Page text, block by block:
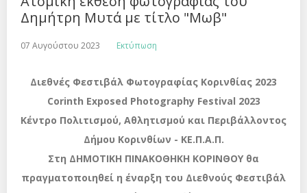
Δημήτρη Μυτά με τίτλο "Μωβ"
07 Αυγούστου 2023 Εκτύπωση
Διεθνές Φεστιβάλ Φωτογραφίας Κορινθίας 2023
Corinth Exposed Photography Festival 2023
Κέντρο Πολιτισμού, Αθλητισμού και Περιβάλλοντος
Δήμου Κορινθίων - ΚΕ.Π.Α.Π.
Στη ΔΗΜΟΤΙΚΗ ΠΙΝΑΚΟΘΗΚΗ ΚΟΡΙΝΘΟΥ θα
πραγματοποιηθεί η έναρξη του Διεθνούς Φεστιβάλ